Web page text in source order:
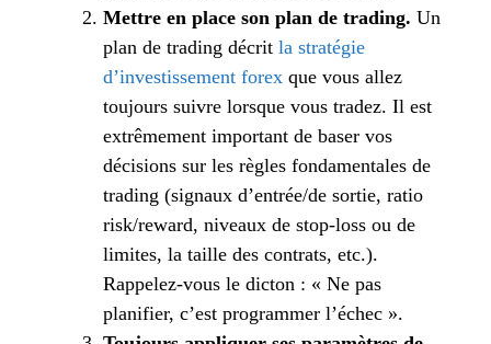
Mettre en place son plan de trading. Un
plan de trading décrit la stratégie
d’investissement forex que vous allez
toujours suivre lorsque vous tradez. Il est
extrêmement important de baser vos
décisions sur les règles fondamentales de
trading (signaux d’entrée/de sortie, ratio
risk/reward, niveaux de stop-loss ou de
limites, la taille des contrats, etc.).
Rappelez-vous le dicton : « Ne pas
planifier, c’est programmer l’échec ».